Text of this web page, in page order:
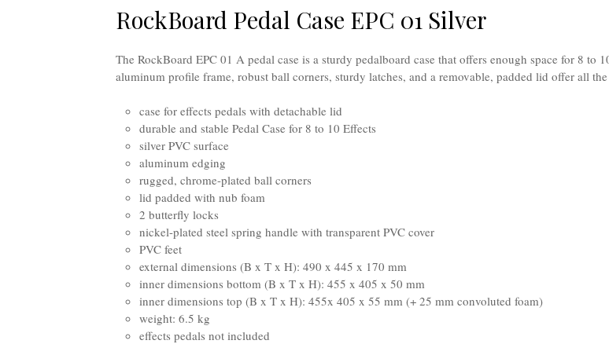
RockBoard Pedal Case EPC 01 Silver
The RockBoard EPC 01 A pedal case is a sturdy pedalboard case that offers enough space for 8 to
aluminum profile frame, robust ball corners, sturdy latches, and a removable, padded lid offer all
case for effects pedals with detachable lid
durable and stable Pedal Case for 8 to 10 Effects
silver PVC surface
aluminum edging
rugged, chrome-plated ball corners
lid padded with nub foam
2 butterfly locks
nickel-plated steel spring handle with transparent PVC cover
PVC feet
external dimensions (B x T x H): 490 x 445 x 170 mm
inner dimensions bottom (B x T x H): 455 x 405 x 50 mm
inner dimensions top (B x T x H): 455x 405 x 55 mm (+ 25 mm convoluted foam)
weight: 6.5 kg
effects pedals not included